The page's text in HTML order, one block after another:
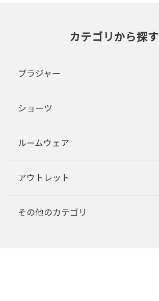
カテゴリから探す
ブラジャー
ショーツ
ルームウェア
アウトレット
その他のカテゴリ